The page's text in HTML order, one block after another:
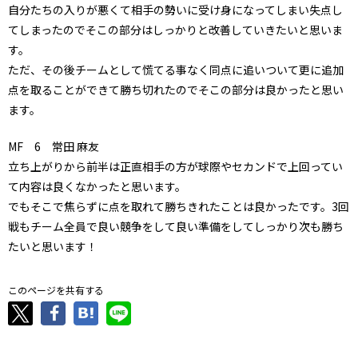
自分たちの入りが悪くて相手の勢いに受け身になってしまい失点し
てしまったのでそこの部分はしっかりと改善していきたいと思いま
す。
ただ、その後チームとして慌てる事なく同点に追いついて更に追加
点を取ることができて勝ち切れたのでそこの部分は良かったと思い
ます。
MF 6 常田 麻友
立ち上がりから前半は正直相手の方が球際やセカンドで上回ってい
て内容は良くなかったと思います。
でもそこで焦らずに点を取れて勝ちきれたことは良かったです。3回
戦もチーム全員で良い競争をして良い準備をしてしっかり次も勝ち
たいと思います！
このページを共有する